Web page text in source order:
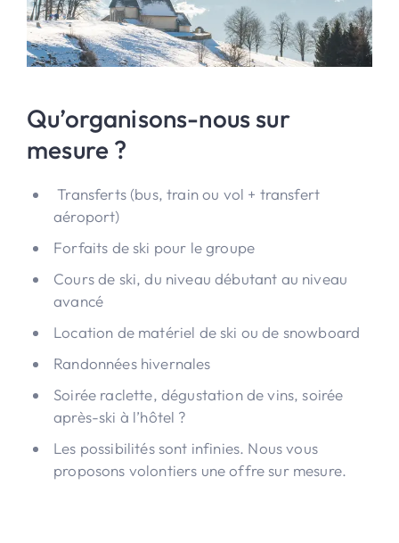
Qu’organisons-nous sur
mesure ?
Transferts (bus, train ou vol + transfert
aéroport)
Forfaits de ski pour le groupe
Cours de ski, du niveau débutant au niveau
avancé
Location de matériel de ski ou de snowboard
Randonnées hivernales
Soirée raclette, dégustation de vins, soirée
après-ski à l’hôtel ?
Les possibilités sont infinies. Nous vous
proposons volontiers une offre sur mesure.